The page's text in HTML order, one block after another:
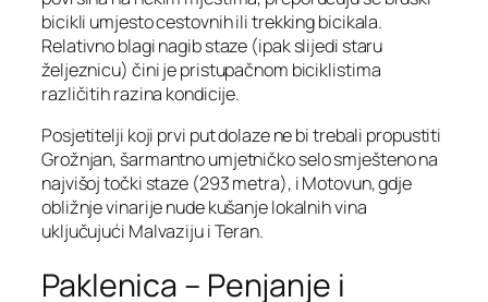
bicikli umjesto cestovnih ili trekking bicikala.
Relativno blagi nagib staze (ipak slijedi staru
željeznicu) čini je pristupačnom biciklistima
različitih razina kondicije.
Posjetitelji koji prvi put dolaze ne bi trebali propustiti
Grožnjan, šarmantno umjetničko selo smješteno na
najvišoj točki staze (293 metra), i Motovun, gdje
obližnje vinarije nude kušanje lokalnih vina
uključujući Malvaziju i Teran.
Paklenica – Penjanje i